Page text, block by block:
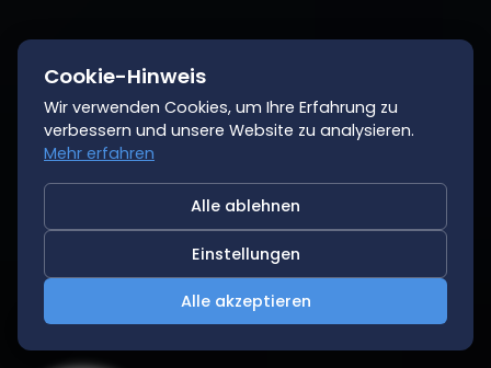
Cookie-Hinweis
Wir verwenden Cookies, um Ihre Erfahrung zu
verbessern und unsere Website zu analysieren.
Mehr erfahren
Alle ablehnen
Einstellungen
Alle akzeptieren